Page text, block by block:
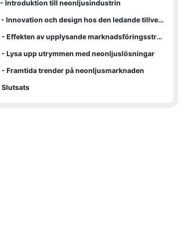
- Introduktion till neonljusindustrin
- Innovation och design hos den ledande tillverkaren av neonljus
- Effekten av upplysande marknadsföringsstrategier
- Lysa upp utrymmen med neonljuslösningar
- Framtida trender på neonljusmarknaden
Slutsats